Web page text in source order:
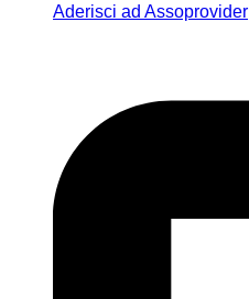
Aderisci ad Assoprovider